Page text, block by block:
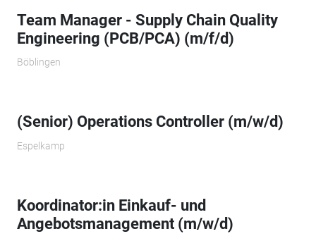
Team Manager - Supply Chain Quality
Engineering (PCB/PCA) (m/f/d)
Böblingen
(Senior) Operations Controller (m/w/d)
Espelkamp
Koordinator:in Einkauf- und
Angebotsmanagement (m/w/d)